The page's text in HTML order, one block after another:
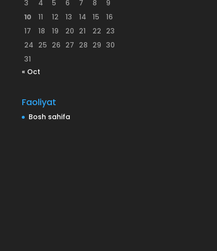
3
4 5 6 7 8
9
10
11 12 13 14 15
16
17
18 19 20 21 22 23
24 25 26 27 28 29 30
31
« Oct
Faoliyat
Bosh sahifa